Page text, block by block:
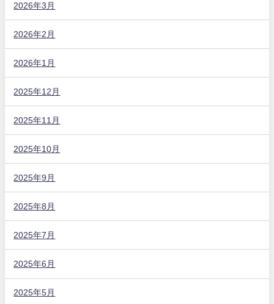
2026年3月
2026年2月
2026年1月
2025年12月
2025年11月
2025年10月
2025年9月
2025年8月
2025年7月
2025年6月
2025年5月